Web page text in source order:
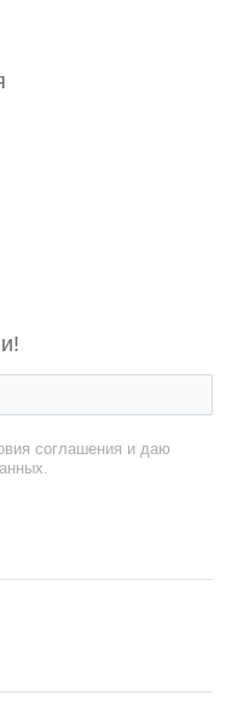
соглашения и даю